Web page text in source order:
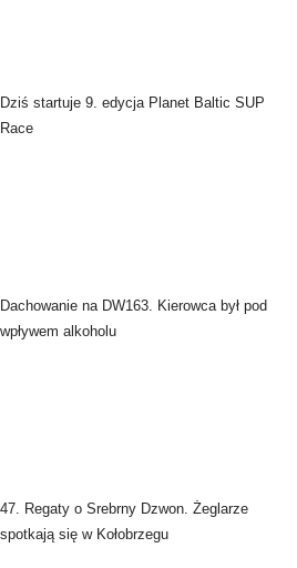
Dziś startuje 9. edycja Planet Baltic SUP
Race
Dachowanie na DW163. Kierowca był pod
wpływem alkoholu
47. Regaty o Srebrny Dzwon. Żeglarze
spotkają się w Kołobrzegu